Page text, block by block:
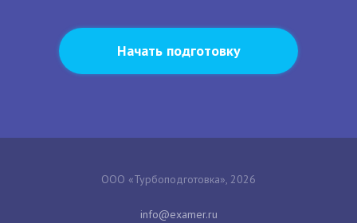
Начать подготовку
ООО «Турбоподготовка», 2026